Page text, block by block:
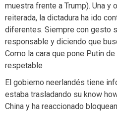
muestra frente a Trump). Una y
reiterada, la dictadura ha ido
diferentes. Siempre con gesto
responsable y diciendo que
Como la cara que pone Putin
respetable
El gobierno neerlandés tiene
estaba trasladando su know
China y ha reaccionado